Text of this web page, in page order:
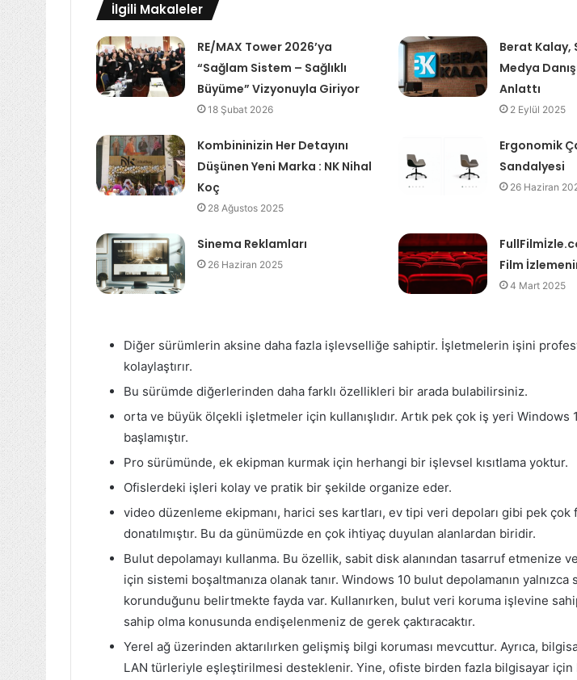
İlgili Makaleler
RE/MAX Tower 2026’ya
“Sağlam Sistem – Sağlıklı
Büyüme” Vizyonuyla Giriyor
18 Şubat 2026
Berat Kalay,
Medya
Anlattı
2 Eylül 2025
Kombininizin Her Detayını
Düşünen Yeni Marka : NK Nihal
Koç
28 Ağustos 2025
Ergonomik
Sandalyesi
26 Haziran
Sinema Reklamları
26 Haziran 2025
Film
4 Mart 2025
Diğer sürümlerin aksine daha fazla işlevselliğe sahiptir. İşletmelerin işini
kolaylaştırır.
Bu sürümde diğerlerinden daha farklı özellikleri bir arada bulabilirsiniz.
orta ve büyük ölçekli işletmeler için kullanışlıdır. Artık pek çok iş yeri Windows
başlamıştır.
Pro sürümünde, ek ekipman kurmak için herhangi bir işlevsel kısıtlama yoktur.
Ofislerdeki işleri kolay ve pratik bir şekilde organize eder.
video düzenleme ekipmanı, harici ses kartları, ev tipi veri depoları gibi pek çok
donatılmıştır. Bu da günümüzde en çok ihtiyaç duyulan alanlardan biridir.
Bulut depolamayı kullanma. Bu özellik, sabit disk alanından tasarruf etmenize
için sistemi boşaltmanıza olanak tanır. Windows 10 bulut depolamanın
korunduğunu belirtmekte fayda var. Kullanırken, bulut veri koruma işlevine
sahip olma konusunda endişelenmeniz de gerek çaktıracaktır.
Yerel ağ üzerinden aktarılırken gelişmiş bilgi koruması mevcuttur. Ayrıca,
LAN türleriyle eşleştirilmesi desteklenir. Yine, ofiste birden fazla bilgisayar için